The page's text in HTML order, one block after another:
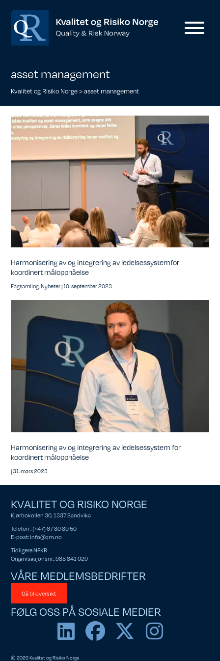
asset management
Kvalitet og Risiko Norge>asset management
Harmonisering av og integrering av ledelsessystemfor
koordinert måloppnåelse
Fagsamling,Nyheter|10. september 2023
Harmonisering av og integrering av ledelsessystem for
koordinert måloppnåelse
|31. mars 2023
KVALITET OG RISIKO NORGE
Kjørbokollen 30, 1337 Sandvika
Telefon : (+47) 67 80 89 50
E-post:info@qrn.no
Tidligere NFKR
Organisasjonsnr.: 985 841 020
VÅRE MEDLEMSBEDRIFTER
Gå til oversikt
FØLG OSS PÅ SOSIALE MEDIER
© 2026 Kvalitet og Risiko Norge